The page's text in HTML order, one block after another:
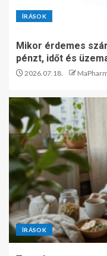
ÍRÁSOK
Mikor érdemes
pénzt, időt és
2026.07.18.
ÍRÁSOK